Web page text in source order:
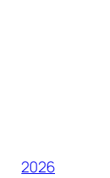
2026